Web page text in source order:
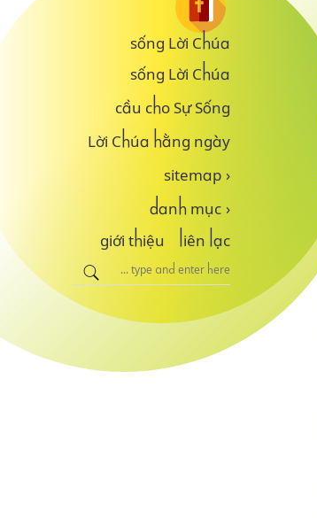
sống Lời Chúa
sống Lời Chúa
cầu cho Sự Sống
Lời Chúa hằng ngày
sitemap ›
danh mục ›
giới thiệu
liên lạc